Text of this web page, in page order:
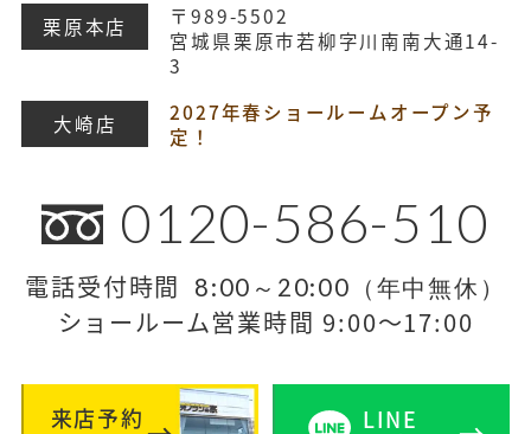
栗原本店
〒989-5502
宮城県栗原市若柳字川南南大通14-
3
大崎店
2027年春ショールームオープン予
定！
0120-586-510
電話受付時間 8:00～20:00（年中無休）
ショールーム営業時間 9:00～17:00
来店予約
LINE